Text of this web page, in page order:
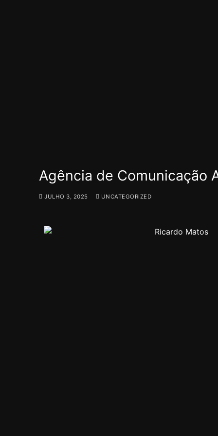
Agência de Comunicação
JULHO 3, 2025 UNCATEGORIZED